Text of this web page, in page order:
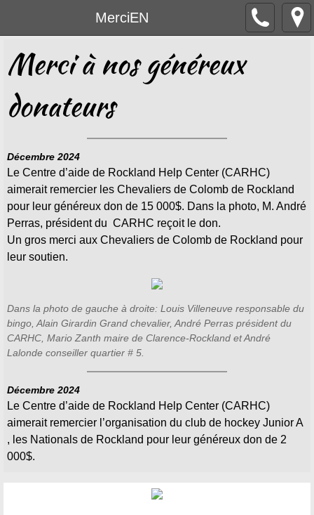
MerciEN
Merci à nos généreux
donateurs
Décembre 2024
Le Centre d’aide de Rockland Help Center (CARHC)
aimerait remercier les Chevaliers de Colomb de Rockland
pour leur généreux don de 15 000$. Dans la photo, M. André
Perras, président du CARHC reçoit le don.
Un gros merci aux Chevaliers de Colomb de Rockland pour
leur soutien.
Dans la photo de gauche à droite: Louis Villeneuve responsable du
bingo, Alain Girardin Grand chevalier, André Perras président du
CARHC, Mario Zanth maire de Clarence-Rockland et André
Lalonde conseiller quartier # 5.
Décembre 2024
Le Centre d’aide de Rockland Help Center (CARHC)
aimerait remercier l’organisation du club de hockey Junior A
, les Nationals de Rockland pour leur généreux don de 2
000$.